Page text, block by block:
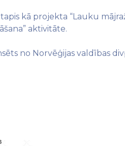
tapis kā projekta “Lauku
aktivitāte.
no Norvēģijas valdības